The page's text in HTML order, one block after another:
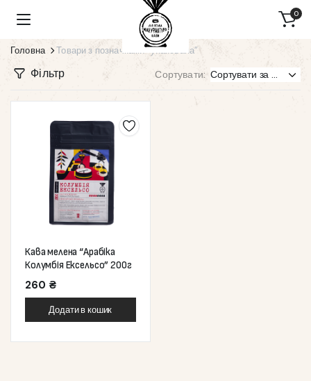
0
Головна Товари з позначками “упакована”
Фільтр Сортувати:
Кава мелена “Арабіка
Колумбія Ексельсо” 200г
260 ₴
Додати в кошик